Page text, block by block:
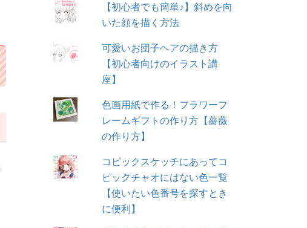
【初心者でも簡単♪】斜めを向
いた顔を描く方法
可愛いお団子ヘアの描き方
【初心者向けのイラスト講
座】
色画用紙で作る！フラワーフ
レームギフトの作り方【薔薇
の作り方】
コピックスケッチにあってコ
ピックチャオにはない色一覧
【使いたい色番号を探すとき
に便利】